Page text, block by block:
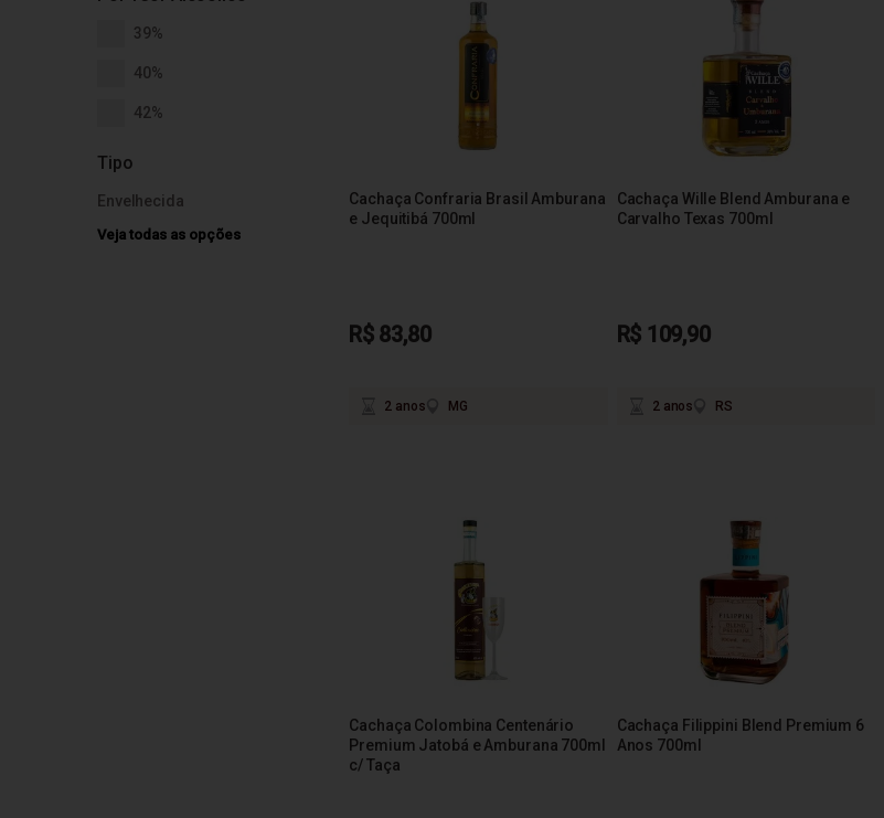
39%
40%
42%
Tipo
Envelhecida
Veja todas as opções
Cachaça Confraria Brasil Amburana
e Jequitibá 700ml
R$ 83,80
2 anos MG
Cachaça Wille Blend Amburana e
Carvalho Texas 700ml
R$ 109,90
2 anos RS
Cachaça Colombina Centenário
Premium Jatobá e Amburana 700ml
c/ Taça
Cachaça Filippini Blend Premium 6
Anos 700ml